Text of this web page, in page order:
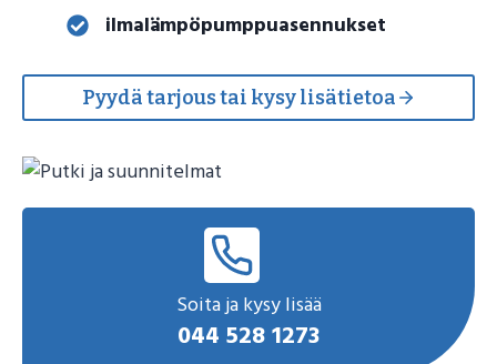
Soita ja kysy lisää
044 528 1273
ilmalämpöpumppuasennukset
Pyydä tarjous tai kysy lisätietoa